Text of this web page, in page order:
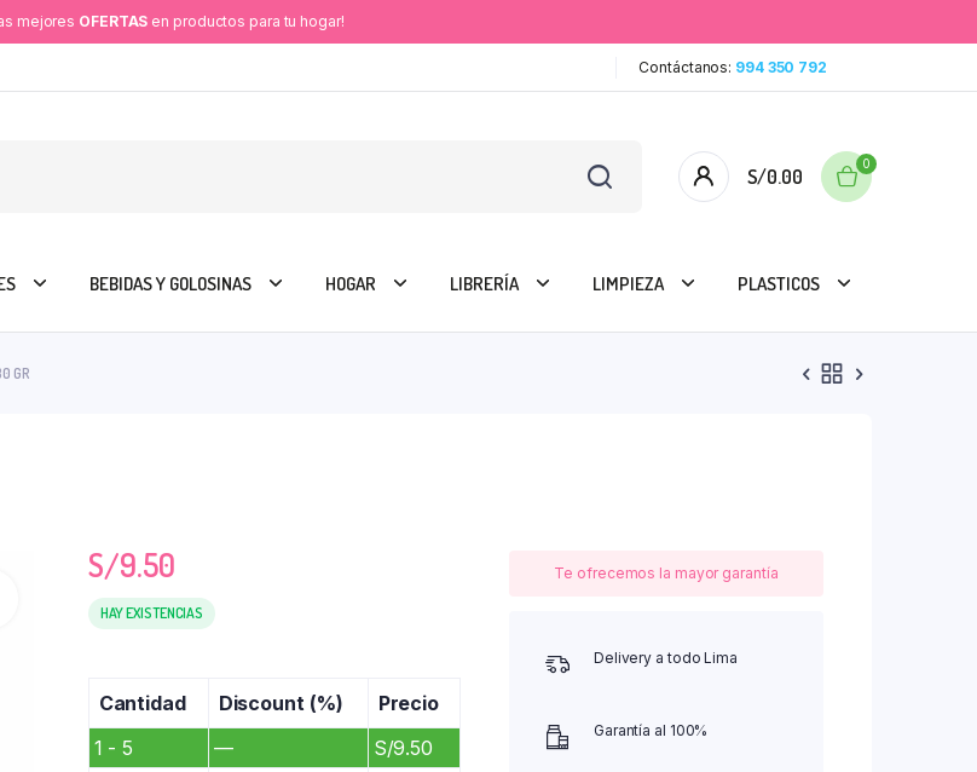
mejores OFERTAS en productos para tu hogar!
Contáctanos: 994 350 792
S/0.00
0
BEBIDAS Y GOLOSINAS HOGAR LIBRERÍA LIMPIEZA PLASTICOS
GR
S/9.50
HAY EXISTENCIAS
Cantidad Discount (%)
Precio
1 - 5
— S/9.50
Te ofrecemos la mayor garantía
Delivery a todo Lima
Garantía al 100%